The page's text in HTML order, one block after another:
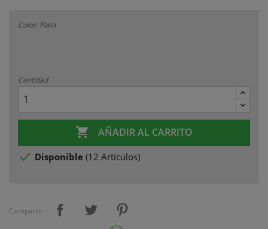
Color: Plata
Cantidad
 AÑADIR AL CARRITO
 Disponible (12 Artículos)
Compartir